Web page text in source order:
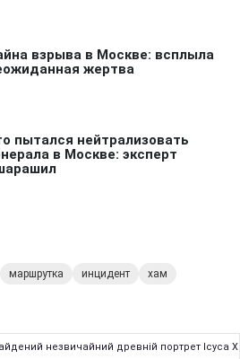
маршрутка инцидент
хам
незвичайний древній портрет Ісуса